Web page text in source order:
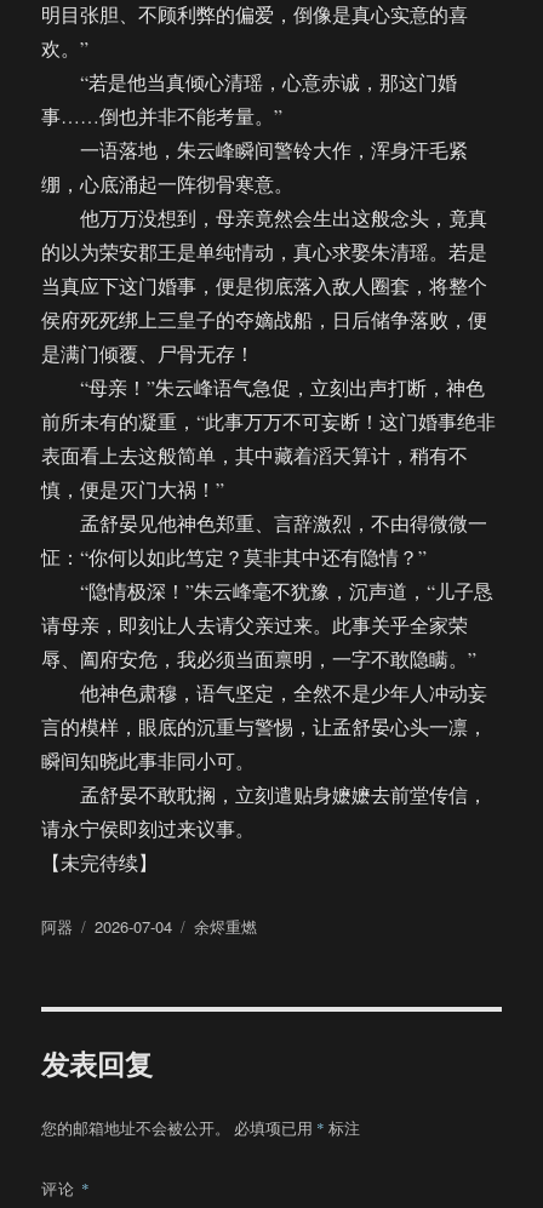
明目张胆、不顾利弊的偏爱，倒像是真心实意的喜
欢。”
“若是他当真倾心清瑶，心意赤诚，那这门婚
事……倒也并非不能考量。”
一语落地，朱云峰瞬间警铃大作，浑身汗毛紧
绷，心底涌起一阵彻骨寒意。
他万万没想到，母亲竟然会生出这般念头，竟真
的以为荣安郡王是单纯情动，真心求娶朱清瑶。若是
当真应下这门婚事，便是彻底落入敌人圈套，将整个
侯府死死绑上三皇子的夺嫡战船，日后储争落败，便
是满门倾覆、尸骨无存！
“母亲！”朱云峰语气急促，立刻出声打断，神色
前所未有的凝重，“此事万万不可妄断！这门婚事绝非
表面看上去这般简单，其中藏着滔天算计，稍有不
慎，便是灭门大祸！”
孟舒晏见他神色郑重、言辞激烈，不由得微微一
怔：“你何以如此笃定？莫非其中还有隐情？”
“隐情极深！”朱云峰毫不犹豫，沉声道，“儿子恳
请母亲，即刻让人去请父亲过来。此事关乎全家荣
辱、阖府安危，我必须当面禀明，一字不敢隐瞒。”
他神色肃穆，语气坚定，全然不是少年人冲动妄
言的模样，眼底的沉重与警惕，让孟舒晏心头一凛，
瞬间知晓此事非同小可。
孟舒晏不敢耽搁，立刻遣贴身嬷嬷去前堂传信，
请永宁侯即刻过来议事。
【未完待续】
作
阿器
发
2026-07-04
分
余烬重燃
发表回复
您的邮箱地址不会被公开。 必填项已用 * 标注
评论 *